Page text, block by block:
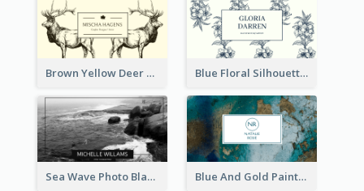
Brown Yellow Deer Silhouette Business Card Blue Floral Silhouette Elegant Business Card
Sea Wave Photo Black And White Business Card Blue And Gold Painting Texture Business Card